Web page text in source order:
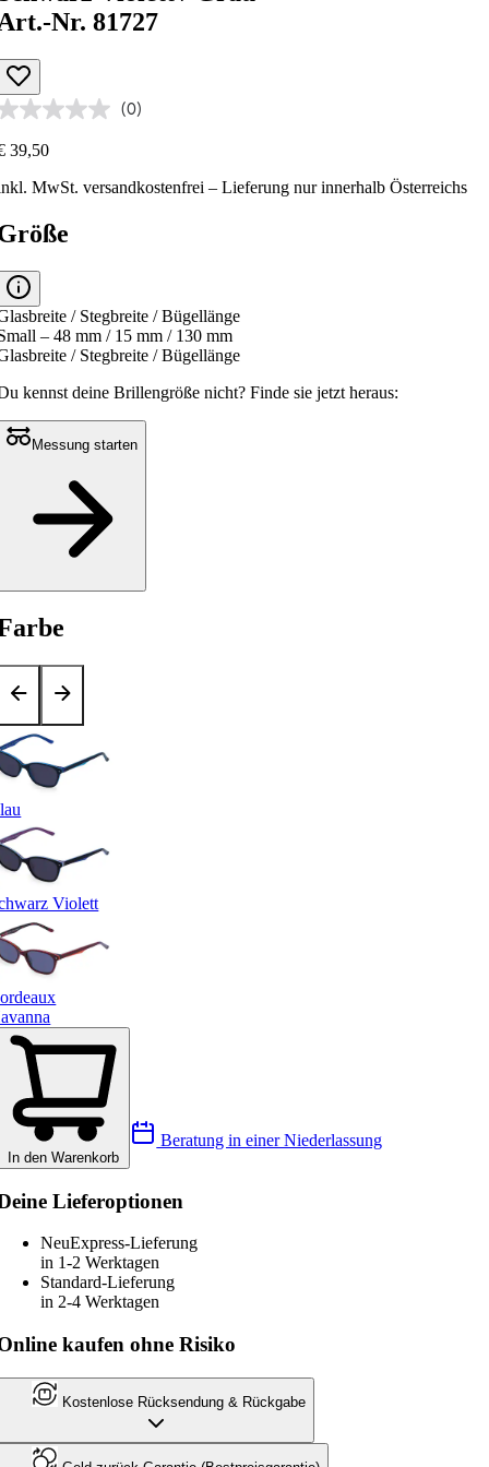
Nr. 81727
(0)
39,50
MwSt.versandkostenfrei – Lieferung nur innerhalb Österreichs
/ Stegbreite / Bügellänge
– 48 mm / 15 mm / 130 mm
/ Stegbreite / Bügellänge
kennst deine Brillengröße nicht?Finde sie jetzt heraus:
Messung starten
Violett
In den Warenkorb
Beratung in einer Niederlassung
Lieferoptionen
NeuExpress-Lieferung
in 1-2 Werktagen
Standard-Lieferung
in 2-4 Werktagen
kaufen ohne Risiko
Kostenlose Rücksendung & Rückgabe